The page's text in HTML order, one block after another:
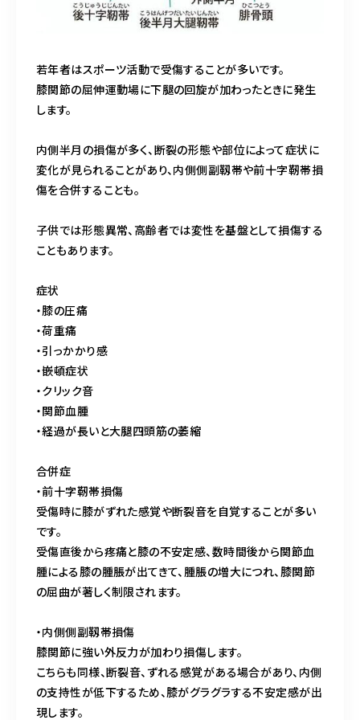
若年者はスポーツ活動で受傷することが多いです。
膝関節の屈伸運動場に下腿の回旋が加わったときに発生
します。
内側半月の損傷が多く、断裂の形態や部位によって症状に
変化が見られることがあり、内側側副靱帯や前十字靭帯損
傷を合併することも。
子供では形態異常、高齢者では変性を基盤として損傷する
こともあります。
症状
・膝の圧痛
・荷重痛
・引っかかり感
・嵌頓症状
・クリック音
・関節血腫
・経過が長いと大腿四頭筋の萎縮
合併症
・前十字靭帯損傷
受傷時に膝がずれた感覚や断裂音を自覚することが多い
です。
受傷直後から疼痛と膝の不安定感、数時間後から関節血
腫による膝の腫脹が出てきて、腫脹の増大につれ、膝関節
の屈曲が著しく制限されます。
・内側側副靱帯損傷
膝関節に強い外反力が加わり損傷します。
こちらも同様、断裂音、ずれる感覚がある場合があり、内側
の支持性が低下するため、膝がグラグラする不安定感が出
現します。